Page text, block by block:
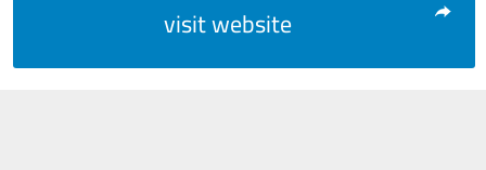
visit website